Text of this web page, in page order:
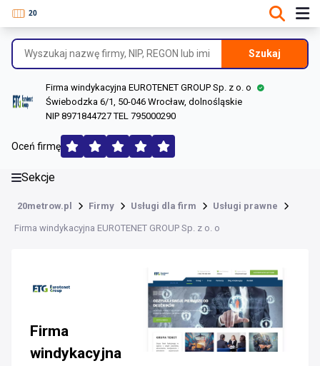
Szukaj
Firma windykacyjna EUROTENET GROUP Sp. z o. o
Świebodzka 6/1, 50-046 Wrocław, dolnośląskie
NIP 8971844727 TEL 795000290
Oceń firmę
Sekcje
20metrow.pl Firmy Usługi dla firm Usługi prawne
Firma windykacyjna EUROTENET GROUP Sp. z o. o
Informacje o firmie
Dane rejestrowe
Lokalizacje
Opinie (146)
Firma
windykacyjna